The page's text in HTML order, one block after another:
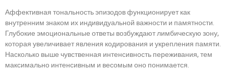
Аффективная тональность эпизодов функционирует как
внутренним знаком их индивидуальной важности и памятности.
Глубокие эмоциональные ответы возбуждают лимбическую зону,
которая увеличивает явления кодирования и укрепления памяти.
Насколько выше чувственная интенсивность переживания, тем
максимально интенсивным и весомым оно понимается.